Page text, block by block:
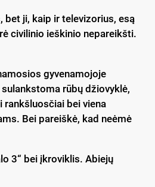
ji, kaip ir televizorius, esą
civilinio ieškinio nepareikšti.
gyvenamojoje
rūbų džiovyklė,
bei viena
Bei pareiškė, kad neėmė
3“ bei įkroviklis. Abiejų